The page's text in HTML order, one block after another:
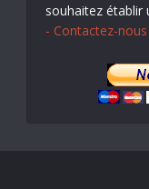
souhaitez établir
- Contactez-